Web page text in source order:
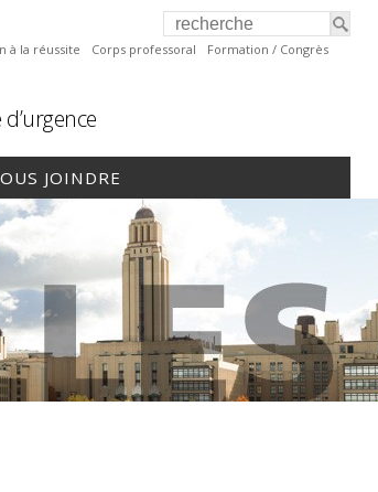
à la réussite Corps professoral Formation / Congrès
JOINDRE